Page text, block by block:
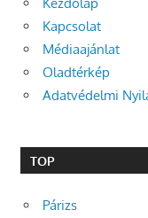
Kapcsolat
Médiaajánlat
Oladtérkép
Adatvédelmi
TOP
Párizs